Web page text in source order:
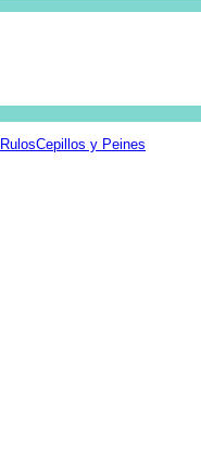
RulosCepillos y Peines